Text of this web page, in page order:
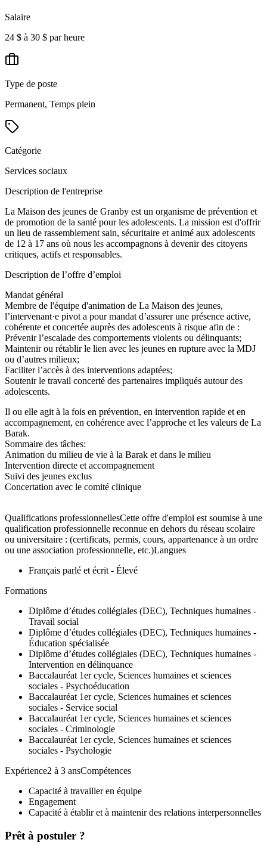
Salaire
24 $ à 30 $ par heure
Type de poste
Permanent, Temps plein
Catégorie
Services sociaux
Description de l'entreprise
La Maison des jeunes de Granby est un organisme de prévention et
de promotion de la santé pour les adolescents. La mission est d'offrir
un lieu de rassemblement sain, sécuritaire et animé aux adolescents
de 12 à 17 ans où nous les accompagnons à devenir des citoyens
critiques, actifs et responsables.
Description de l’offre d’emploi
Mandat général
Membre de l'équipe d'animation de La Maison des jeunes,
l’intervenant·e pivot a pour mandat d’assurer une présence active,
cohérente et concertée auprès des adolescents à risque afin de :
Prévenir l’escalade des comportements violents ou délinquants;
Maintenir ou rétablir le lien avec les jeunes en rupture avec la MDJ
ou d’autres milieux;
Faciliter l’accès à des interventions adaptées;
Soutenir le travail concerté des partenaires impliqués autour des
adolescents.
Il ou elle agit à la fois en prévention, en intervention rapide et en
accompagnement, en cohérence avec l’approche et les valeurs de La
Barak.
Sommaire des tâches:
Animation du milieu de vie à la Barak et dans le milieu
Intervention directe et accompagnement
Suivi des jeunes exclus
Concertation avec le comité clinique
Qualifications professionnellesCette offre d'emploi est soumise à une
qualification professionnelle reconnue en dehors du réseau scolaire
ou universitaire : (certificats, permis, cours, appartenance à un ordre
ou une association professionnelle, etc.)Langues
Français parlé et écrit - Élevé
Formations
Diplôme d’études collégiales (DEC), Techniques humaines -
Travail social
Diplôme d’études collégiales (DEC), Techniques humaines -
Éducation spécialisée
Diplôme d’études collégiales (DEC), Techniques humaines -
Intervention en délinquance
Baccalauréat 1er cycle, Sciences humaines et sciences
sociales - Psychoéducation
Baccalauréat 1er cycle, Sciences humaines et sciences
sociales - Service social
Baccalauréat 1er cycle, Sciences humaines et sciences
sociales - Criminologie
Baccalauréat 1er cycle, Sciences humaines et sciences
sociales - Psychologie
Expérience2 à 3 ansCompétences
Capacité à travailler en équipe
Engagement
Capacité à établir et à maintenir des relations interpersonnelles
Prêt à postuler ?